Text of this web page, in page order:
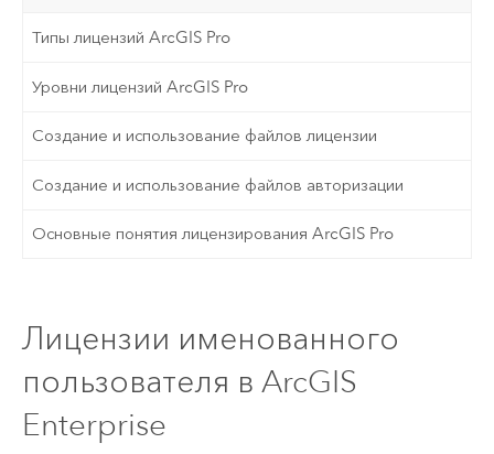
Типы лицензий ArcGIS Pro
Уровни лицензий ArcGIS Pro
Создание и использование файлов лицензии
Создание и использование файлов авторизации
Основные понятия лицензирования ArcGIS Pro
Лицензии именованного
пользователя в ArcGIS
Enterprise